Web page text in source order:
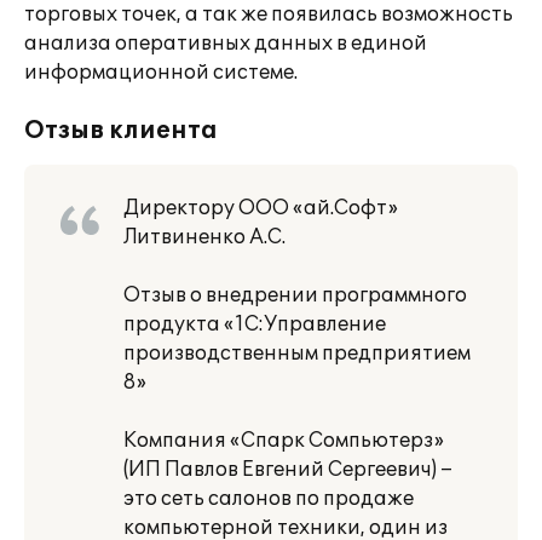
торговых точек, а так же появилась возможность
анализа оперативных данных в единой
информационной системе.
Отзыв клиента
Директору ООО «ай.Софт»
Литвиненко А.С.
Отзыв о внедрении программного
продукта «1С:Управление
производственным предприятием
8»
Компания «Спарк Сомпьютерз»
(ИП Павлов Евгений Сергеевич) –
это сеть салонов по продаже
компьютерной техники, один из